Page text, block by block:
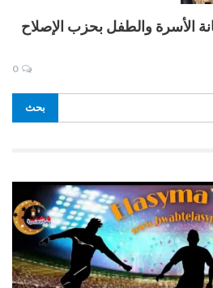
الأسرة والطفل بحزب الإصلاح
0